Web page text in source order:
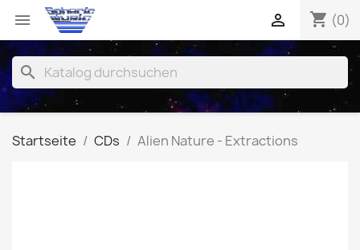
 shopping_cart (0)

search
Startseite CDs Alien Nature - Extractions